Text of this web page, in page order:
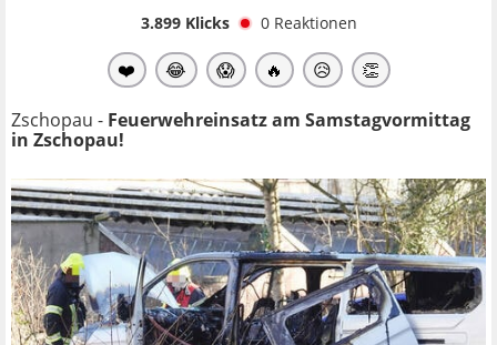
3.899Klicks 0 Reaktionen
❤️ 😂 😱 🔥 😥 👏
Zschopau - Feuerwehreinsatz am Samstagvormittag
in Zschopau!